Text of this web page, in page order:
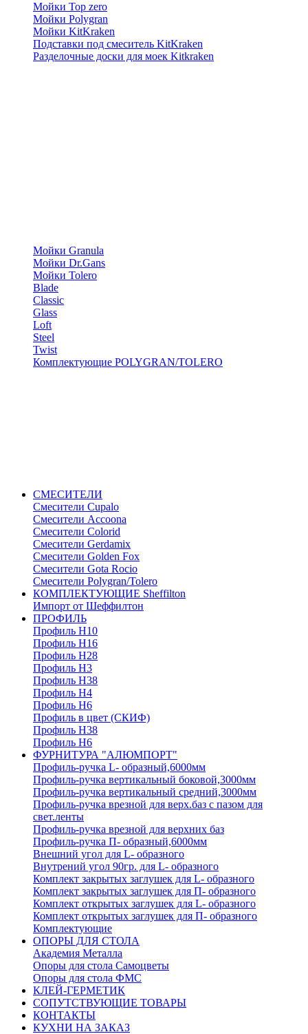
Мойки Top zero
Мойки Polygran
Мойки KitKraken
Подставки под смеситель KitKraken
Разделочные доски для моек Kitkraken
Мойки Granula
Мойки Dr.Gans
Мойки Tolero
Blade
Classic
Glass
Loft
Steel
Twist
Комплектующие POLYGRAN/TOLERO
СМЕСИТЕЛИ
Cмесители Cupalo
Смесители Accoona
Смесители Colorid
Смесители Gerdamix
Смесители Golden Fox
Смесители Gota Rocio
Смесители Polygran/Tolero
КОМПЛЕКТУЮЩИЕ Sheffilton
Импорт от Шеффилтон
ПРОФИЛЬ
Профиль H10
Профиль H16
Профиль H28
Профиль H3
Профиль H38
Профиль H4
Профиль H6
Профиль в цвет (СКИФ)
Профиль H38
Профиль H6
ФУРНИТУРА "АЛЮМПОРТ"
Профиль-ручка L- образный,6000мм
Профиль-ручка вертикальный боковой,3000мм
Профиль-ручка вертикальный средний,3000мм
Профиль-ручка врезной для верх.баз с пазом для
свет.ленты
Профиль-ручка врезной для верхних баз
Профиль-ручка П- образный,6000мм
Внешний угол для L- образного
Внутрений угол 90гр. для L- образного
Комплект закрытых заглушек для L- образного
Комплект закрытых заглушек для П- образного
Комплект открытых заглушек для L- образного
Комплект открытых заглушек для П- образного
Комплектующие
ОПОРЫ ДЛЯ СТОЛА
Академия Металла
Опоры для стола Самоцветы
Опоры для стола ФМС
КЛЕЙ-ГЕРМЕТИК
СОПУТСТВУЮЩИЕ ТОВАРЫ
КОНТАКТЫ
КУХНИ НА ЗАКАЗ